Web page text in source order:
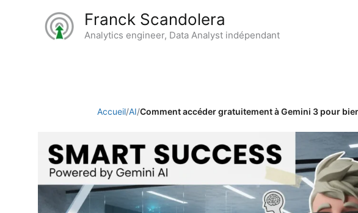
Franck Scandolera
Analytics engineer, Data Analyst indépendant
Accueil/AI/Comment accéder gratuitement à Gemini 3 pour